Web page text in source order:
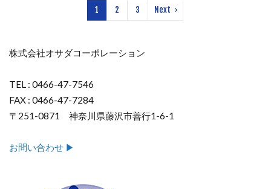
1 2 3 Next
株式会社オサダコーポレーション
TEL : 0466-47-7546
FAX : 0466-47-7284
〒251-0871 神奈川県藤沢市善行1-6-1
お問い合わせ ▶︎